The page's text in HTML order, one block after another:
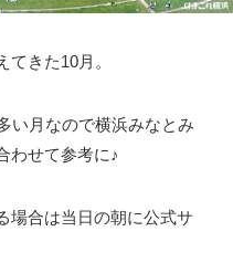
きた10月。
い月なので横浜みなとみ
わせて参考に♪
場合は当日の朝に公式サ